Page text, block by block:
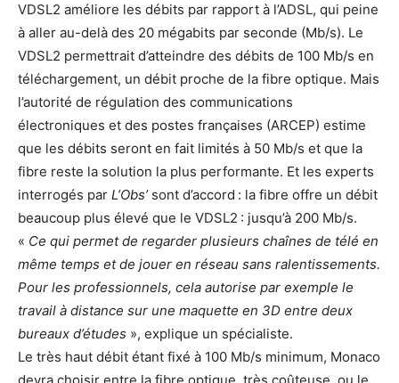
VDSL2 améliore les débits par rapport à l’ADSL, qui peine
à aller au-delà des 20 mégabits par seconde (Mb/s). Le
VDSL2 permettrait d’atteindre des débits de 100 Mb/s en
téléchargement, un débit proche de la fibre optique. Mais
l’autorité de régulation des communications
électroniques et des postes françaises (ARCEP) estime
que les débits seront en fait limités à 50 Mb/s et que la
fibre reste la solution la plus performante. Et les experts
interrogés par L’Obs’sont d’accord : la fibre offre un débit
beaucoup plus élevé que le VDSL2 : jusqu’à 200 Mb/s.
« Ce qui permet de regarder plusieurs chaînes de télé en
même temps et de jouer en réseau sans ralentissements.
Pour les professionnels, cela autorise par exemple le
travail à distance sur une maquette en 3D entre deux
bureaux d’études », explique un spécialiste.
Le très haut débit étant fixé à 100 Mb/s minimum, Monaco